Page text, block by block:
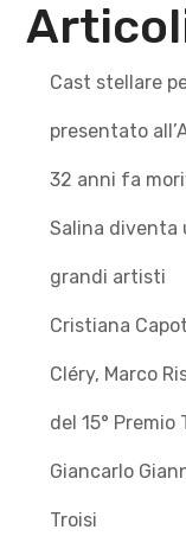
Cast stellare
presentato
32 anni fa
Salina diventa
grandi artisti
Cristiana
Cléry, Marco
del 15° Premio
Giancarlo
Troisi